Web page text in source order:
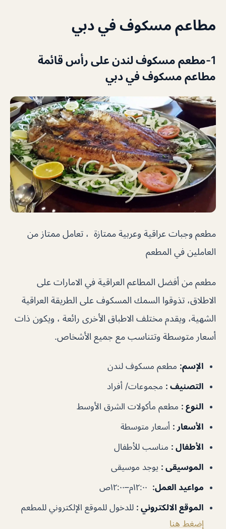
مطاعم مسكوف في دبي
1-مطعم مسكوف لندن على رأس قائمة
مطاعم مسكوف في دبي
مطعم وجبات عراقية وعربية ممتازة ، تعامل ممتاز من
العاملين في المطعم
مطعم من أفضل المطاعم العراقية في الامارات على
الاطلاق، تذوقوا السمك المسكوف على الطريقة العراقية
الشهية، ويقدم مختلف الاطباق الأخرى رائعة ، ويكون ذات
أسعار متوسطة وتتناسب مع جميع الأشخاص.
الإسم: مطعم مسكوف لندن
التصنيف : مجموعات/ أفراد
النوع : مطعم مأكولات الشرق الأوسط
الأسعار : أسعار متوسطة
الأطفال : مناسب للأطفال
الموسيقى : يوجد موسيقى
مواعيد العمل:
الموقع الالكتروني : للدخول للموقع الإلكتروني للمطعم
إضغط هنا